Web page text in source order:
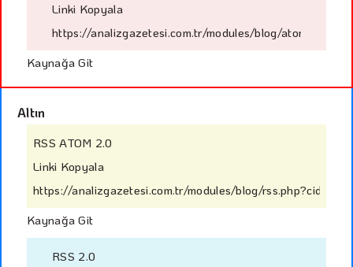
Linki Kopyala
https://analizgazetesi.com.tr/modules/blog/
Kaynağa Git
Altın
RSS ATOM 2.0
Linki Kopyala
https://analizgazetesi.com.tr/modules/blog/rss.php?cid=14
Kaynağa Git
RSS 2.0